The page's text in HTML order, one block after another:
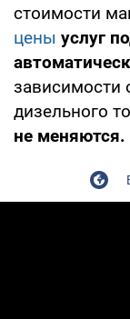
стоимости
цены услуг
зависимости
дизельного
не меняются.